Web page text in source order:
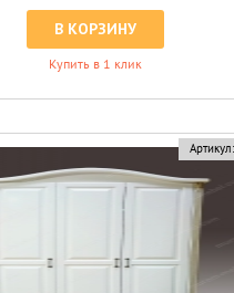
В КОРЗИНУ
Купить в 1 клик
Артикул: